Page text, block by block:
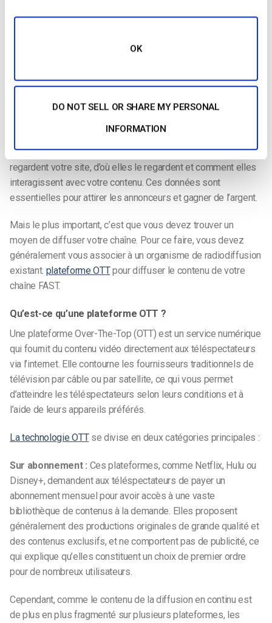
OK
DO NOT SELL OR SHARE MY PERSONAL
INFORMATION
téléspectateurs souhaitent regarder et d’un système
une chaîne de télévision classique. Cela signifie que vous
où les publicités seront diffusées et vous assurer que tout
fonctionne correctement sur les différents appareils.
Vous devrez également savoir combien de personnes
regardent votre site, d’où elles le regardent et comment elles
interagissent avec votre contenu. Ces données sont
essentielles pour attirer les annonceurs et gagner de l’argent.
Mais le plus important, c’est que vous devez trouver un
moyen de diffuser votre chaîne. Pour ce faire, vous devez
généralement vous associer à un organisme de radiodiffusion
existant. plateforme OTTpour diffuser le contenu de votre
chaîne FAST.
Qu’est-ce qu’une plateforme OTT ?
Une plateforme Over-The-Top (OTT) est un service numérique
qui fournit du contenu vidéo directement aux téléspectateurs
via l’internet. Elle contourne les fournisseurs traditionnels de
télévision par câble ou par satellite, ce qui vous permet
d’atteindre les téléspectateurs selon leurs conditions et à
l’aide de leurs appareils préférés.
La technologie OTTse divise en deux catégories principales :
Sur abonnement : Ces plateformes, comme Netflix, Hulu ou
Disney+, demandent aux téléspectateurs de payer un
abonnement mensuel pour avoir accès à une vaste
bibliothèque de contenus à la demande. Elles proposent
généralement des productions originales de grande qualité et
des contenus exclusifs, et ne comportent pas de publicité, ce
qui explique qu’elles constituent un choix de premier ordre
pour de nombreux utilisateurs.
Cependant, comme le contenu de la diffusion en continu est
de plus en plus fragmenté sur plusieurs plateformes, les